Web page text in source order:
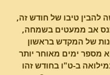
להבין טיבו של חודש זה,
אב ממעטים בשמחה,
של המקדש בראשון
מספר ימים מאוחר יותר
ב-ט"ו בחודש זהו